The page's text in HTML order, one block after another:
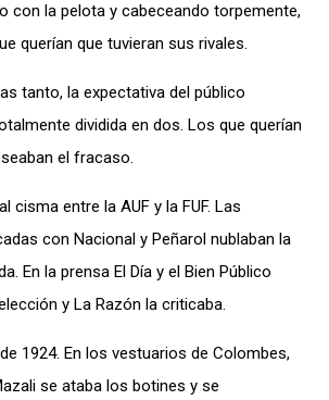
con la pelota y cabeceando torpemente,
querían que tuvieran sus rivales.
tanto, la expectativa del público
dividida en dos. Los que querían
el fracaso.
cisma entre la AUF y la FUF. Las
con Nacional y Peñarol nublaban la
En la prensa El Día y el Bien Público
y La Razón la criticaba.
1924. En los vestuarios de Colombes,
se ataba los botines y se